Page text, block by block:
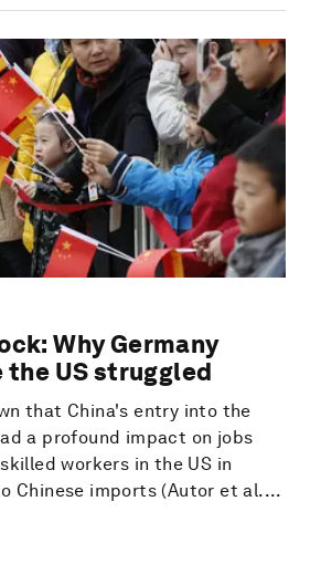
Why Germany
US struggled
that China's entry into the
a profound impact on jobs
workers in the US in
Chinese imports (Autor et al....